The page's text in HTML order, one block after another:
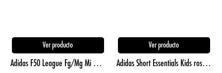
Ver producto
Adidas F50 League Fg/Mg Mi Guayos multicolor de mujer para futbol
Ver producto
Adidas Short Essentials Kids rosado de niña lifestyle